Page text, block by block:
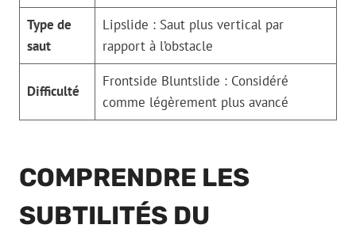
Type de
saut
Lipslide : Saut plus vertical par
rapport à l’obstacle
Difficulté
Frontside Bluntslide : Considéré
comme légèrement plus avancé
COMPRENDRE LES
SUBTILITÉS DU